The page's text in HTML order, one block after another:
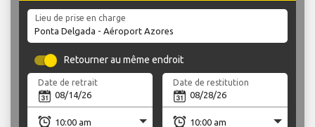
Lieu de prise en charge
Retourner au même endroit
Date de retrait Date de restitution